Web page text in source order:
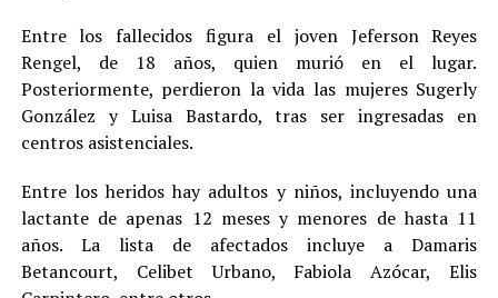
Entre los fallecidos figura el joven Jeferson Reyes
Rengel, de 18 años, quien murió en el lugar.
Posteriormente, perdieron la vida las mujeres Sugerly
González y Luisa Bastardo, tras ser ingresadas en
centros asistenciales.
Entre los heridos hay adultos y niños, incluyendo una
lactante de apenas 12 meses y menores de hasta 11
años. La lista de afectados incluye a Damaris
Betancourt, Celibet Urbano, Fabiola Azócar, Elis